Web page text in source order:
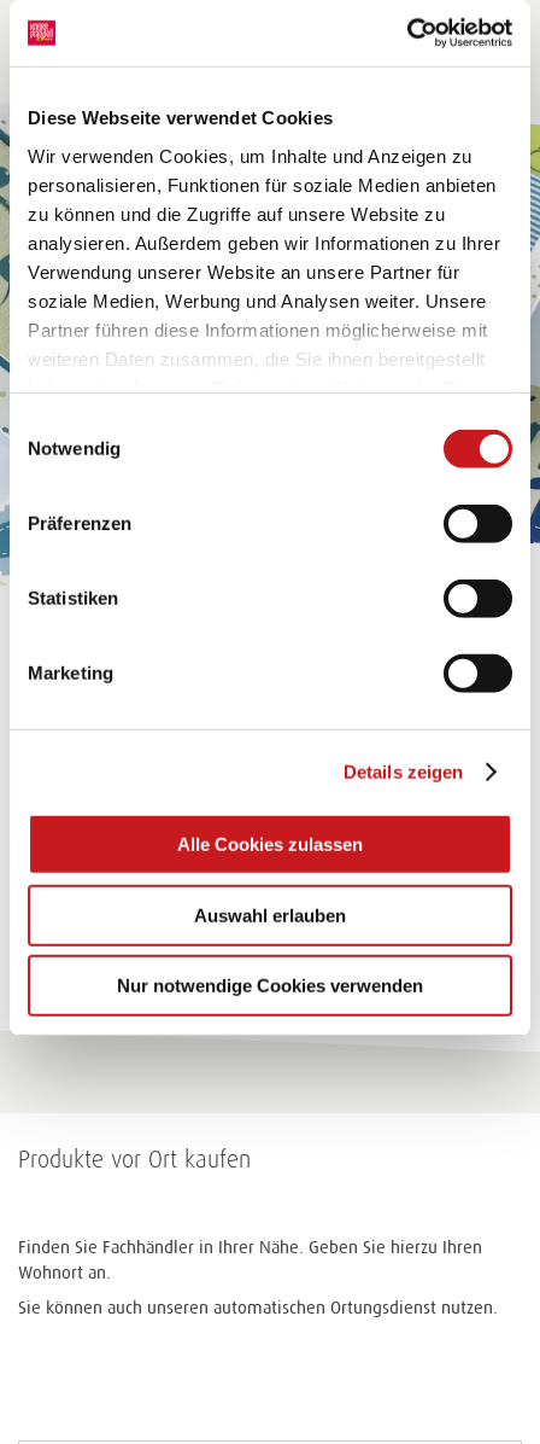
Diese Webseite verwendet Cookies
Wir verwenden Cookies, um Inhalte und Anzeigen zu
personalisieren, Funktionen für soziale Medien anbieten
zu können und die Zugriffe auf unsere Website zu
analysieren. Außerdem geben wir Informationen zu Ihrer
Verwendung unserer Website an unsere Partner für
soziale Medien, Werbung und Analysen weiter. Unsere
Partner führen diese Informationen möglicherweise mit
weiteren Daten zusammen, die Sie ihnen bereitgestellt
Datenschutzhinweisen
mehr darüber, wer wir sind, wie
personenbezogene Daten verarbeiten. Hier geht’s zum
Impressum.
Notwendig
Präferenzen
Statistiken
Marketing
Details zeigen
Alle Cookies zulassen
Auswahl erlauben
Nur notwendige Cookies verwenden
Eine Überraschung der besonderten Art und
Zu allen Tipps
Produkte vor Ort kaufen
Finden Sie Fachhändler in Ihrer Nähe. Geben Sie hierzu Ihren
Wohnort an.
Sie können auch unseren automatischen Ortungsdienst nutzen.